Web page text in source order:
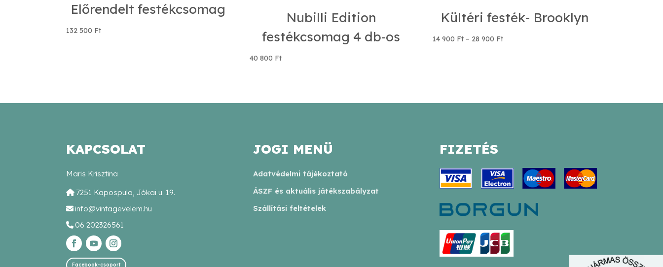
Előrendelt festékcsomag
132 500 Ft
Nubilli Edition
festékcsomag 4 db-os
40 800 Ft
Kültéri festék- Brooklyn
14 900 Ft – 28 900 FtÁrtartomány:
KAPCSOLAT
Maris Krisztina
7251 Kapospula, Jókai u. 19.
info@vintagevelem.hu
06 202326561
Facebook-csoport
JOGI MENÜ
Adatvédelmi tájékoztató
ÁSZF és aktuális játékszabályzat
Szállítási feltételek
FIZETÉS